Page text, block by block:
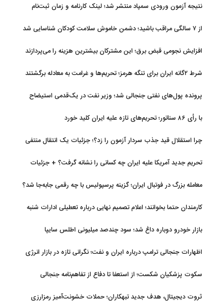
نتیجه آزمون ورودی سمپاد منتشر شد؛ لینک کارنامه و زمان ثبت‌نام
از ۷ سالگی مراقب باشید؛ دشمن خاموش سلامت کودکان شناسایی شد
افزایش نجومی قبض برق؛ این مشترکان بیشترین هزینه را می‌پردازند
شرط ۲گانه ایران برای تنگه هرمز؛ تحریم‌ها و غرامت به معادله برگشتند
پرونده پول‌های نفتی جنجالی شد؛ وزیر نفت در یک‌قدمی استیضاح
با رأی ۸۶ سناتور؛ تحریم‌های تازه علیه ایران کلید خورد
چرا استقلال قید جذب سردار آزمون را زد؟؛ جزئیات یک انتقال منتفی
تحریم جدید آمریکا علیه ایران چه کسانی را نشانه گرفت؟ + جزئیات
معامله بزرگ در فوتبال ایران؛ گزینه پرسپولیس با چه رقمی جابه‌جا شد؟
کارمندان حتما بخوانند؛ اعلام تصمیم نهایی درباره تعطیلی ادارات شنبه
بازار خودرو دوباره داغ شد؛ سود چندصد میلیونی اطلس سایپا
اظهارات جنجالی ترامپ درباره ایران و نفت؛ نگرانی تازه در بازار انرژی
سکوت پزشکیان شکست؛ از استعفا تا دفاع از تفاهم‌نامه جنجالی
ثروت دیجیتال، هدف جدید تبهکاران؛ حملات خشونت‌آمیز رمزارزی